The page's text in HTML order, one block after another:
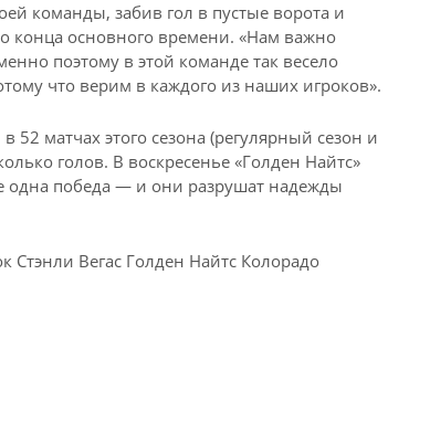
команды, забив гол в пустые ворота и
конца основного времени. «Нам важно
поэтому в этой команде так весело
что верим в каждого из наших игроков».
матчах этого сезона (регулярный сезон и
голов. В воскресенье «Голден Найтс»
одна победа — и они разрушат надежды
Вегас Голден Найтс Колорадо